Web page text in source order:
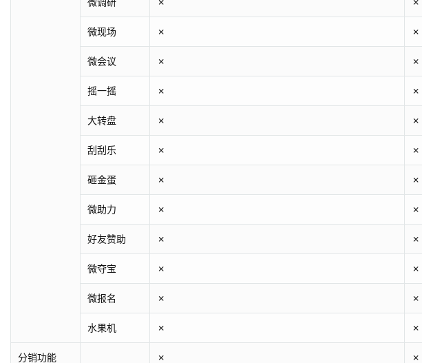
微现场 ✗ ✗
微会议 ✗ ✗
摇一摇 ✗ ✗
大转盘 ✗ ✗
刮刮乐 ✗ ✗
砸金蛋 ✗ ✗
微助力 ✗ ✗
好友赞助 ✗ ✗
微夺宝 ✗ ✗
微报名 ✗ ✗
水果机 ✗ ✗
分销功能 ✗ ✗